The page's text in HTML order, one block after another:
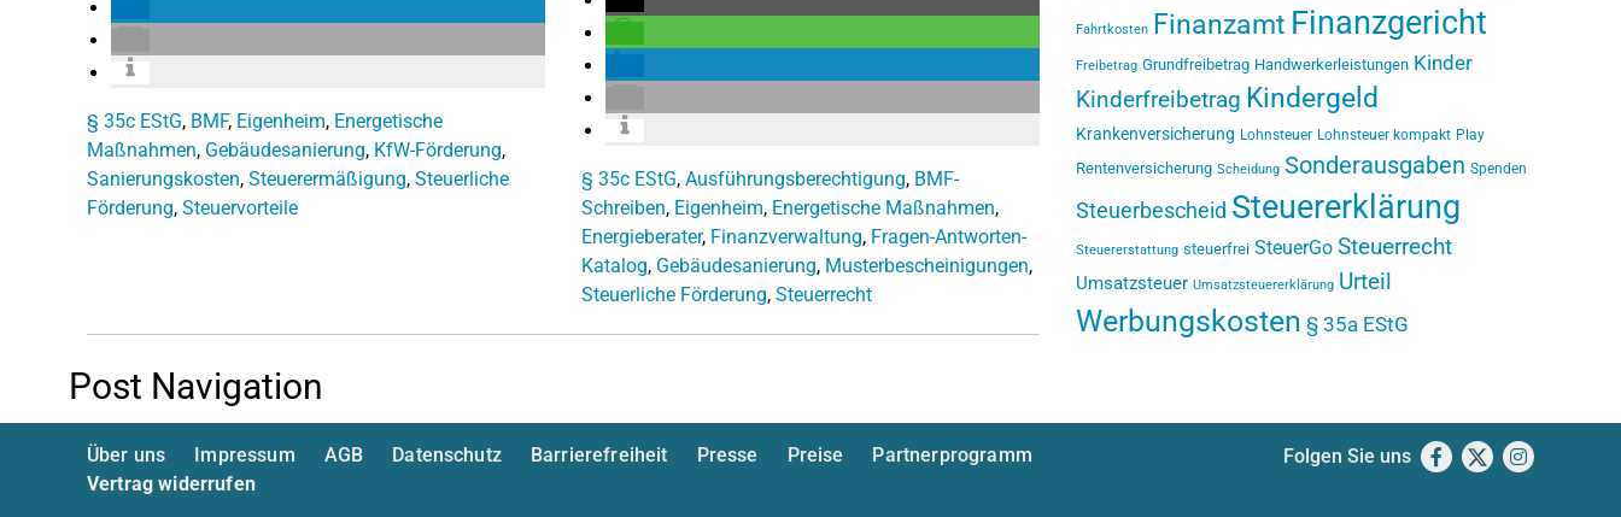
§ 35c EStG, BMF, Eigenheim, Energetische
Maßnahmen, Gebäudesanierung, KfW-Förderung,
Sanierungskosten, Steuerermäßigung, Steuerliche
Förderung, Steuervorteile
§ 35c EStG, Ausführungsberechtigung, BMF-
Schreiben, Eigenheim, Energetische Maßnahmen,
Energieberater, Finanzverwaltung, Fragen-Antworten-
Katalog, Gebäudesanierung, Musterbescheinigungen,
Steuerliche Förderung, Steuerrecht
Post Navigation
Fahrtkosten Finanzamt Finanzgericht
Freibetrag Grundfreibetrag Handwerkerleistungen Kinder
Kinderfreibetrag Kindergeld
Krankenversicherung Lohnsteuer Lohnsteuer kompakt Play
Rentenversicherung Scheidung Sonderausgaben Spenden
Steuerbescheid Steuererklärung
Steuererstattung steuerfrei SteuerGo Steuerrecht
Umsatzsteuer Umsatzsteuererklärung Urteil
Werbungskosten § 35a EStG
Über uns Impressum AGB Datenschutz Barrierefreiheit Presse Preise
Partnerprogramm
Vertrag widerrufen
Folgen Sie uns Facebook
X Instagram